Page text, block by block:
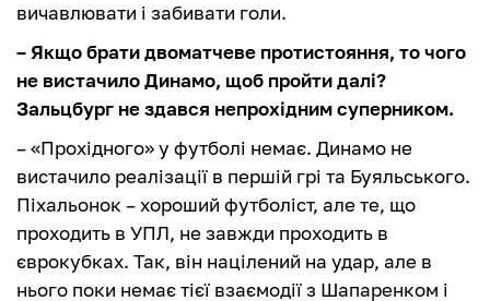
вичавлювати і забивати голи.
– Якщо брати двоматчеве протистояння, то чого
не вистачило Динамо, щоб пройти далі?
Зальцбург не здався непрохідним суперником.
– «Прохідного» у футболі немає. Динамо не
вистачило реалізації в першій грі та Буяльського.
Піхальонок – хороший футболіст, але те, що
проходить в УПЛ, не завжди проходить в
єврокубках. Так, він націлений на удар, але в
нього поки немає тієї взаємодії з Шапаренком і